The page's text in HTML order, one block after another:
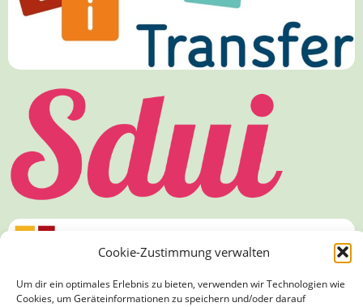
Cookie-Zustimmung verwalten
Um dir ein optimales Erlebnis zu bieten, verwenden wir Technologien wie
Cookies, um Geräteinformationen zu speichern und/oder darauf